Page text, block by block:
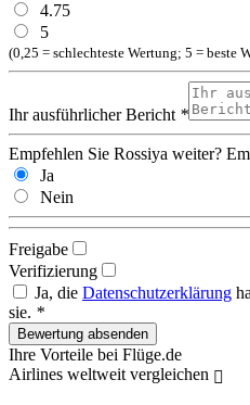
4.75
5
(0,25 = schlechteste Wertung; 5 = beste
Ihr ausführlicher Bericht *
Empfehlen Sie Rossiya weiter?
Ja
Nein
Freigabe
Verifizierung
Ja, die Datenschutzerklärung
sie. *
Ihre Vorteile bei Flüge.de
Airlines weltweit vergleichen